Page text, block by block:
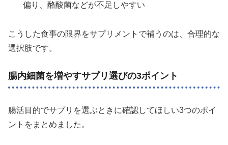
偏り、酪酸菌などが不足しやすい
こうした食事の限界をサプリメントで補うのは、合理的な
選択肢です。
腸内細菌を増やすサプリ選びの3ポイント
腸活目的でサプリを選ぶときに確認してほしい3つのポイ
ントをまとめました。